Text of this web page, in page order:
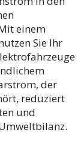
einem
Sie Ihr
der
reduziert
und